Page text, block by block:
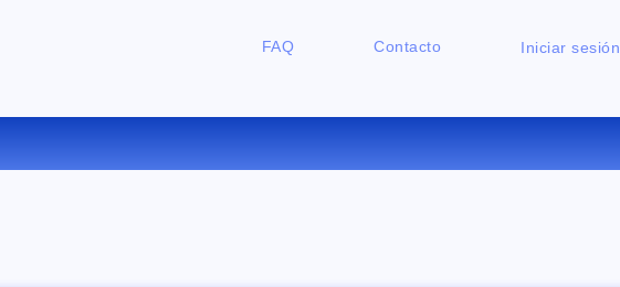
FAQ Contacto Iniciar sesión
DE ARCHIVOS ONLINE GRATUITO